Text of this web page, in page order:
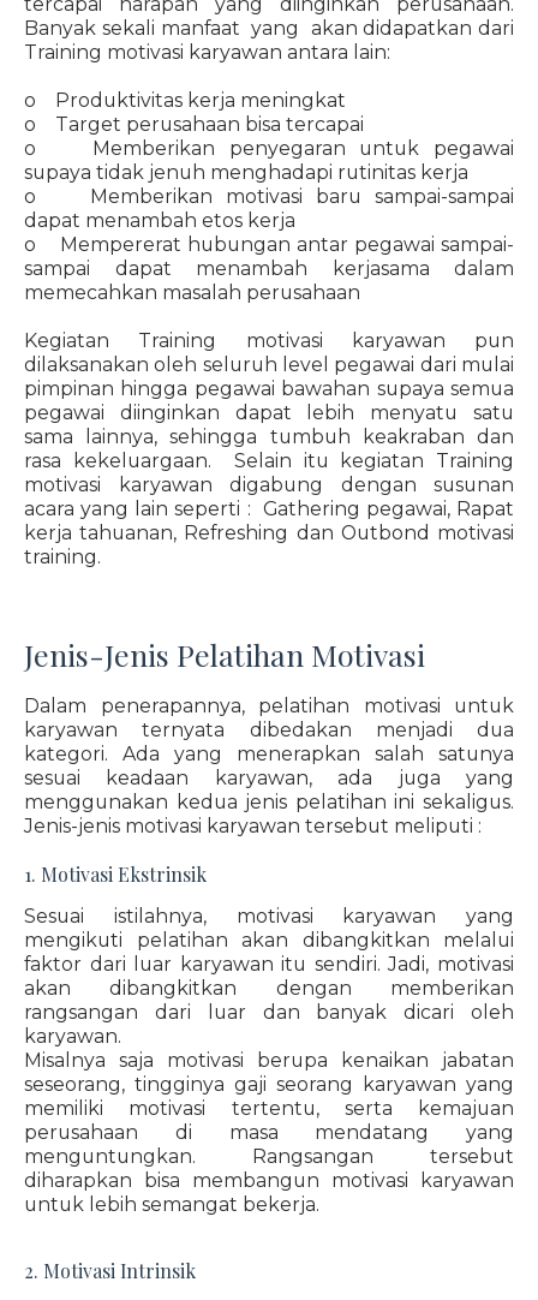
Banyak sekali manfaat yang akan didapatkan dari
Training motivasi karyawan antara lain:
o Produktivitas kerja meningkat
o Target perusahaan bisa tercapai
o Memberikan penyegaran untuk pegawai
supaya tidak jenuh menghadapi rutinitas kerja
o Memberikan motivasi baru sampai-sampai
dapat menambah etos kerja
o Mempererat hubungan antar pegawai sampai-
sampai dapat menambah kerjasama dalam
memecahkan masalah perusahaan
Kegiatan Training motivasi karyawan pun
dilaksanakan oleh seluruh level pegawai dari mulai
pimpinan hingga pegawai bawahan supaya semua
pegawai diinginkan dapat lebih menyatu satu
sama lainnya, sehingga tumbuh keakraban dan
rasa kekeluargaan. Selain itu kegiatan Training
motivasi karyawan digabung dengan susunan
acara yang lain seperti : Gathering pegawai, Rapat
kerja tahuanan, Refreshing dan Outbond motivasi
training.
Jenis-Jenis Pelatihan Motivasi
Dalam penerapannya, pelatihan motivasi untuk
karyawan ternyata dibedakan menjadi dua
kategori. Ada yang menerapkan salah satunya
sesuai keadaan karyawan, ada juga yang
menggunakan kedua jenis pelatihan ini sekaligus.
Jenis-jenis motivasi karyawan tersebut meliputi :
1. Motivasi Ekstrinsik
Sesuai istilahnya, motivasi karyawan yang
mengikuti pelatihan akan dibangkitkan melalui
faktor dari luar karyawan itu sendiri. Jadi, motivasi
akan dibangkitkan dengan memberikan
rangsangan dari luar dan banyak dicari oleh
karyawan.
Misalnya saja motivasi berupa kenaikan jabatan
seseorang, tingginya gaji seorang karyawan yang
memiliki motivasi tertentu, serta kemajuan
perusahaan di masa mendatang yang
menguntungkan. Rangsangan tersebut
diharapkan bisa membangun motivasi karyawan
untuk lebih semangat bekerja.
2. Motivasi Intrinsik